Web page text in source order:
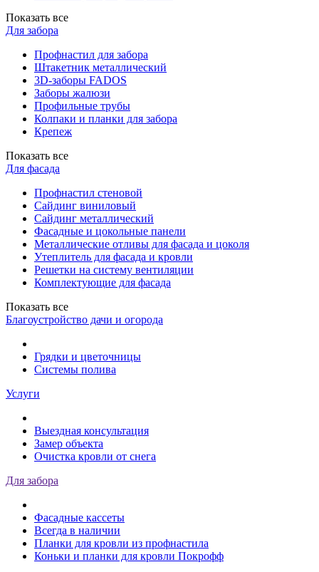
Показать все
Для забора
Профнастил для забора
Штакетник металлический
3D-заборы FADOS
Заборы жалюзи
Профильные трубы
Колпаки и планки для забора
Крепеж
Показать все
Для фасада
Профнастил стеновой
Сайдинг виниловый
Сайдинг металлический
Фасадные и цокольные панели
Металлические отливы для фасада и цоколя
Утеплитель для фасада и кровли
Решетки на систему вентиляции
Комплектующие для фасада
Показать все
Благоустройство дачи и огорода
Грядки и цветочницы
Системы полива
Услуги
Выездная консультация
Замер объекта
Очистка кровли от снега
Для забора
Фасадные кассеты
Всегда в наличии
Планки для кровли из профнастила
Коньки и планки для кровли Покрофф